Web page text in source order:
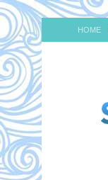
HOME